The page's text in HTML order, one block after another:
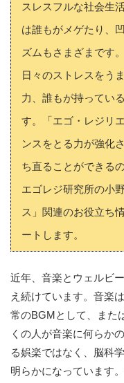
スレスフルな社会生
は誰もがメゲたり、
ズムもさまざまです
日々のストレスをう
力、誰もが持ってい
す。「エゴ・レジリ
ンスをとる力が強化
ち直ることができるの
エゴレジ研究所の小
ス」関連のお役立ち
ートします。
近年、音楽とウェルビ
え続けています。音楽
常のBGMとして、また
くの人が音楽に何らか
る娯楽ではなく、脳科
明らかになっています